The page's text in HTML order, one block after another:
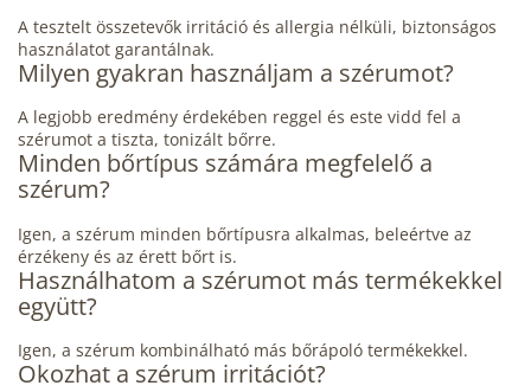
A tesztelt összetevők irritáció és allergia nélküli, biztonságos
használatot garantálnak.
Milyen gyakran használjam a szérumot?
A legjobb eredmény érdekében reggel és este vidd fel a
szérumot a tiszta, tonizált bőrre.
Minden bőrtípus számára megfelelő a
szérum?
Igen, a szérum minden bőrtípusra alkalmas, beleértve az
érzékeny és az érett bőrt is.
Használhatom a szérumot más termékekkel
együtt?
Igen, a szérum kombinálható más bőrápoló termékekkel.
Okozhat a szérum irritációt?